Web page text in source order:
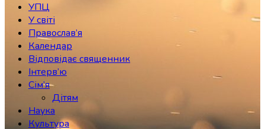
УПЦ
У світі
Православ’я
Календар
Відповідає священник
Інтерв’ю
Сім’я
Дітям
Наука
Культура